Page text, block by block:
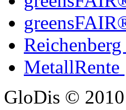
MetallRente
GloDis © 2010